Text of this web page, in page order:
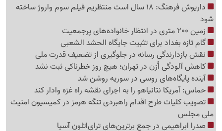
داریوش فرهنگ: 18 سال است منتظریم فیلم سوم واروژ ساخته
شود
زمین 200 متری در انتظار خانواده‌های پرجمعیت
گام تازه بغداد برای تثبیت جایگاه الحشد الشعبی
نقش بازدارندگی رسانه در جلوگیری از تضعیف قدرت ملی
کاهش آلودگی اُزن در تهران؛ هیچ روز خطرناکی ثبت نشد
آینده پایگاه‌های روسی در سوریه روشن شد
حماس: آمریکا نتانیاهو را به اجرای نقشه راه غزه وادار کند
تصویب کلیات طرح اقدام راهبردی تنگه هرمز در کمیسیون امنیت
ملی مجلس
صدرا ابراهیمی در جمع برترین‌های ترای‌اتلون آسیا